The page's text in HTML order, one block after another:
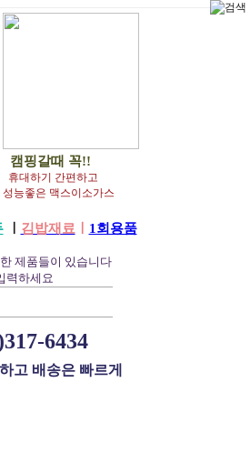
캠핑갈때 꼭!!
휴대하기 간편하고
성능좋은 맥스이소가스
김밥재료 1회용품
제품들이 있습니다
력하세요
6434
고 배송은 빠르게